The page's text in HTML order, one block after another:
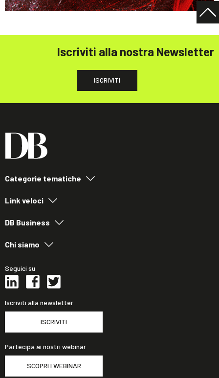
Iscriviti alla nostra Newsletter
ISCRIVITI
Categorie tematiche
Link veloci
DB Business
Chi siamo
Seguici su
Iscriviti alla newsletter
ISCRIVITI
Partecipa ai nostri webinar
SCOPRI I WEBINAR